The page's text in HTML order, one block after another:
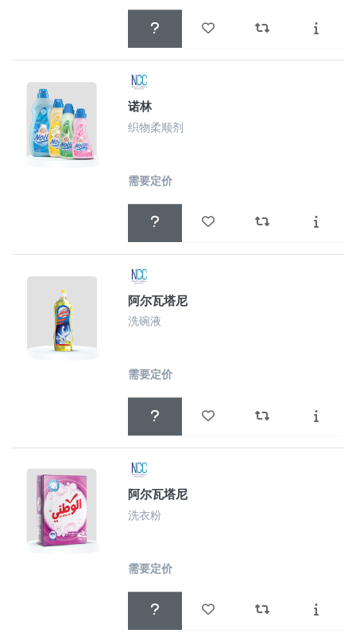
诺林
织物柔顺剂
需要定价
阿尔瓦塔尼
洗碗液
需要定价
阿尔瓦塔尼
洗衣粉
需要定价